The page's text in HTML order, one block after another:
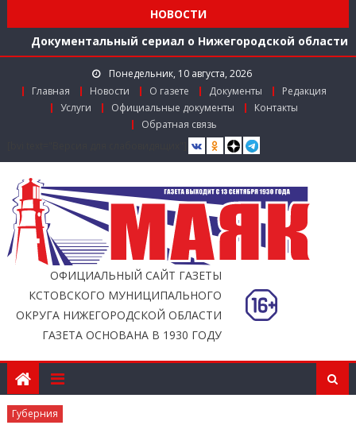
НОВОСТИ
Расширяем международное сотрудничество
Документальный сериал о Нижегородской области
Более 40 организаций-лидеров строительства
Нижегородской области получили награды в канун
Дня строителя
Использование беспилотников для выявления
незаконного сброса мусора с грузовиков начали
тестировать в Нижегородской области
Более 350 тысяч граждан стали пользователями
«Карты жителя Нижегородской области» к
середине 2026 года
Расширяем международное сотрудничество
Понедельник, 10 августа, 2026
Главная
Новости О газете Документы
Редакция
Услуги
Официальные документы
Контакты
Обратная связь
ОФИЦИАЛЬНЫЙ САЙТ ГАЗЕТЫ
КСТОВСКОГО МУНИЦИПАЛЬНОГО
ОКРУГА НИЖЕГОРОДСКОЙ ОБЛАСТИ
ГАЗЕТА ОСНОВАНА В 1930 ГОДУ
Губерния